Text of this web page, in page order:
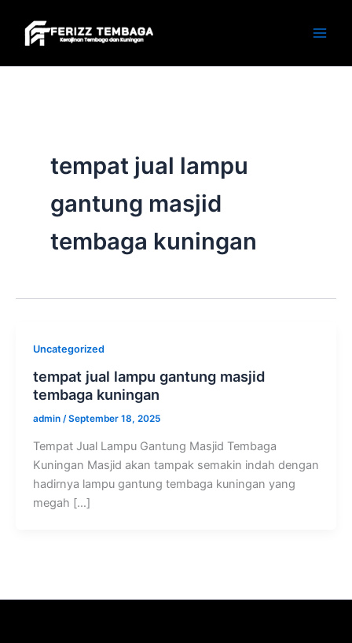
content
tempat jual lampu
gantung masjid
tembaga kuningan
Uncategorized
tempat jual lampu gantung masjid
tembaga kuningan
admin /September 18, 2025
Tempat Jual Lampu Gantung Masjid Tembaga
Kuningan Masjid akan tampak semakin indah dengan
hadirnya lampu gantung tembaga kuningan yang
megah […]